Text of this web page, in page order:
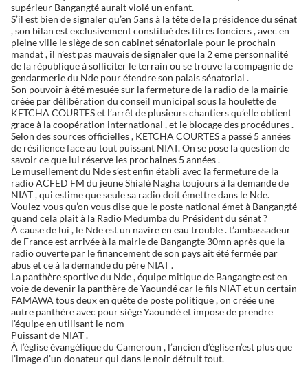
supérieur Bangangté aurait violé un enfant.
S’il est bien de signaler qu’en 5ans à la tête de la présidence du sénat
, son bilan est exclusivement constitué des titres fonciers , avec en
pleine ville le siège de son cabinet sénatoriale pour le prochain
mandat , il n’est pas mauvais de signaler que la 2 eme personnalité
de la république à solliciter le terrain ou se trouve la compagnie de
gendarmerie du Nde pour étendre son palais sénatorial .
Son pouvoir à été mesuée sur la fermeture de la radio de la mairie
créée par délibération du conseil municipal sous la houlette de
KETCHA COURTES et l’arrêt de plusieurs chantiers qu’elle obtient
grace à la coopération international , et le blocage des procédures .
Selon des sources officielles , KETCHA COURTES a passé 5 années
de résilience face au tout puissant NIAT. On se pose la question de
savoir ce que lui réserve les prochaines 5 années .
Le musellement du Nde s’est enfin établi avec la fermeture de la
radio ACFED FM du jeune Shialé Nagha toujours à la demande de
NIAT , qui estime que seule sa radio doit émettre dans le Nde.
Voulez-vous qu’on vous dise que le poste national émet à Bangangté
quand cela plait à la Radio Medumba du Président du sénat ?
À cause de lui , le Nde est un navire en eau trouble . L’ambassadeur
de France est arrivée à la mairie de Bangangte 30mn après que la
radio ouverte par le financement de son pays ait été fermée par
abus et ce à la demande du père NIAT .
La panthère sportive du Nde , équipe mitique de Bangangte est en
voie de devenir la panthère de Yaoundé car le fils NIAT et un certain
FAMAWA tous deux en quête de poste politique , on créée une
autre panthère avec pour siège Yaoundé et impose de prendre
l’équipe en utilisant le nom
Puissant de NIAT .
À l’église évangélique du Cameroun , l’ancien d’église n’est plus que
l’image d’un donateur qui dans le noir détruit tout.